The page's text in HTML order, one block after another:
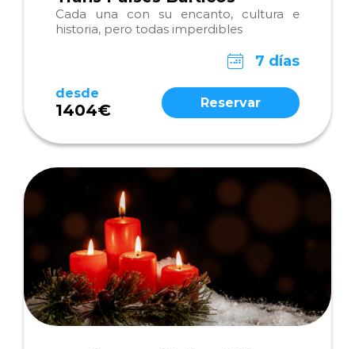
Cada una con su encanto, cultura e
historia, pero todas imperdibles
7 días
desde
1404€ Reservar